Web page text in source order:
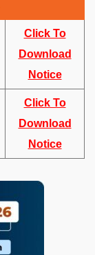
Click To
Download
Notice
Click To
Download
Notice